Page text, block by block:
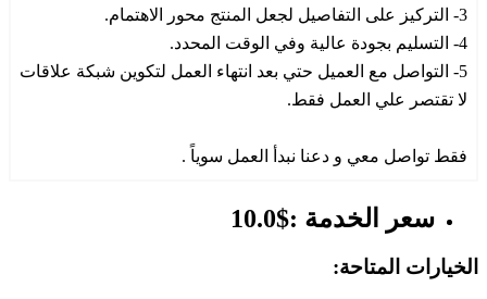
3- التركيز على التفاصيل لجعل المنتج محور الاهتمام.
4- التسليم بجودة عالية وفي الوقت المحدد.
5- التواصل مع العميل حتي بعد انتهاء العمل لتكوين شبكة علاقات
لا تقتصر علي العمل فقط.
فقط تواصل معي و دعنا نبدأ العمل سوياً .
سعر الخدمة :$10.0
الخيارات المتاحة: